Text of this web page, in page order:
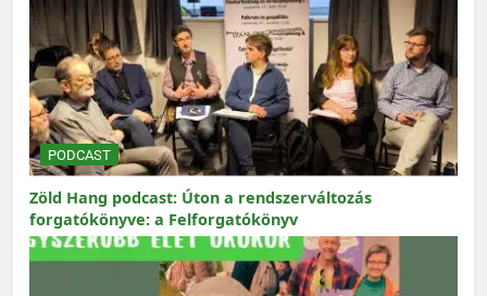
PODCAST
Zöld Hang podcast: Úton a rendszerváltozás
forgatókönyve: a Felforgatókönyv